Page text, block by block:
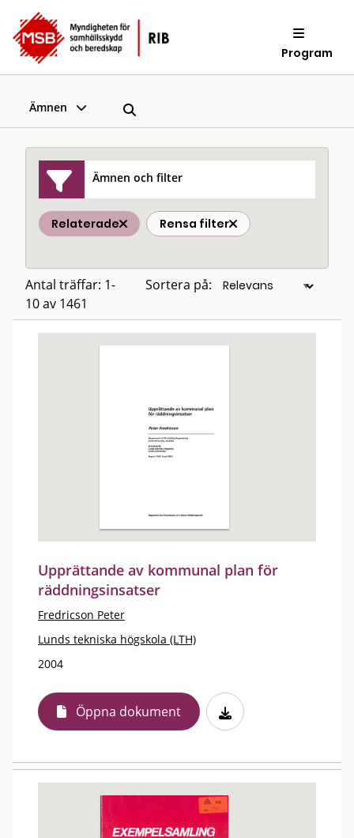
Program
Ämnen
Ämnen och filter
Relaterade Rensa filter
Antal träffar: 1-
10 av 1461
Sortera på:
Upprättande av kommunal plan för
räddningsinsatser
Fredricson Peter
Lunds tekniska högskola (LTH)
2004
Öppna dokument